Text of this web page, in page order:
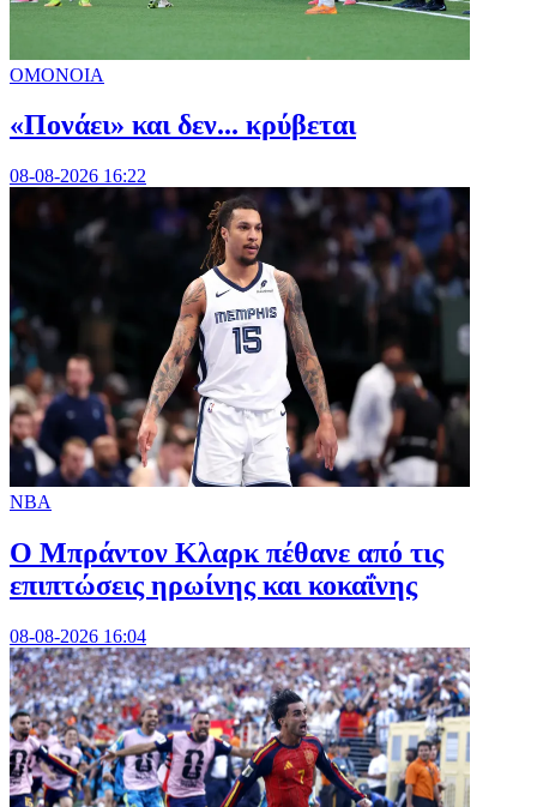
ΟΜΟΝΟΙΑ
«Πονάει» και δεν... κρύβεται
08-08-2026 16:22
NBA
Ο Μπράντον Κλαρκ πέθανε από τις
επιπτώσεις ηρωίνης και κοκαΐνης
08-08-2026 16:04